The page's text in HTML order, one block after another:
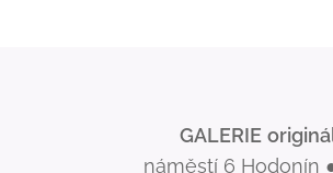
GALERIE
náměstí 6 Hodonín